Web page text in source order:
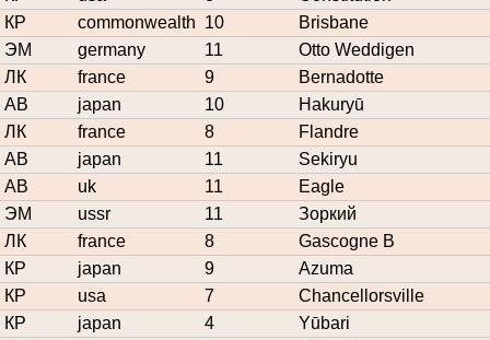
КР
commonwealth 10
Brisbane
ЭМ
germany 11
Otto Weddigen
ЛК
france 9
Bernadotte
АВ
japan 10
Hakuryū
ЛК
france 8
Flandre
АВ
japan 11
Sekiryu
АВ
uk 11
Eagle
ЭМ
ussr 11
Зоркий
ЛК
france 8
Gascogne B
КР
japan 9
Azuma
КР
usa 7
Chancellorsville
КР
japan 4
Yūbari